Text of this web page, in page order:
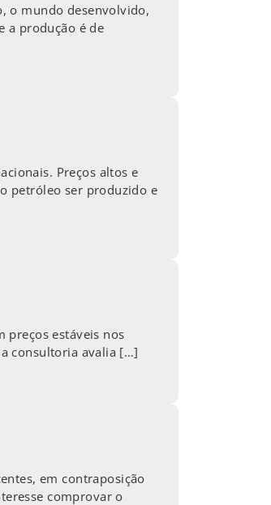
o mundo desenvolvido,
a produção é de
Preços altos e
petróleo ser produzido e
preços estáveis nos
consultoria avalia […]
em contraposição
comprovar o